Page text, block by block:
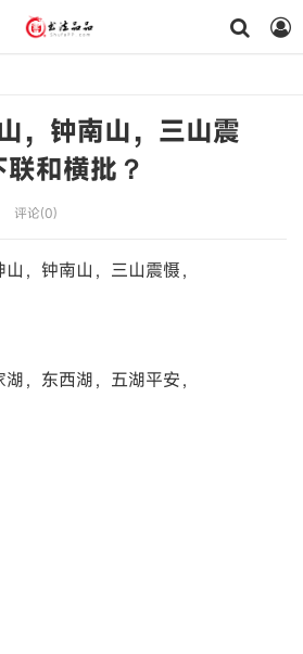
，钟南山，三山震
和横批？
评论(0)
，钟南山，三山震慑，
，东西湖，五湖平安，